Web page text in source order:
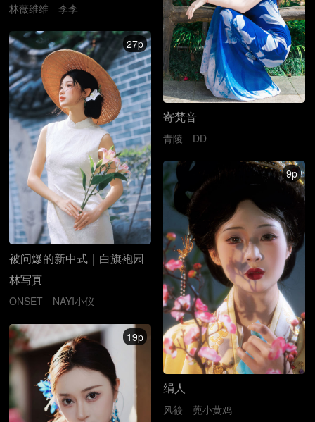
林薇维维 李李
寄梵音
青陵 DD
27p
被问爆的新中式｜白旗袍园
林写真
ONSET NAYI小仪
9p
绢人
风筱 蔸小黄鸡
19p